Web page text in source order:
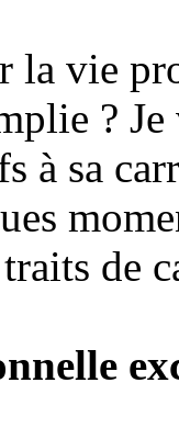
la vie
?
à sa
de